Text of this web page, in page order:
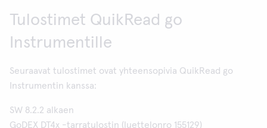
Tulostimet QuikRead go
Instrumentille
Seuraavat tulostimet ovat yhteensopivia QuikRead go
Instrumentin kanssa:
SW 8.2.2 alkaen
GoDEX DT4x -tarratulostin (luettelonro 155129)